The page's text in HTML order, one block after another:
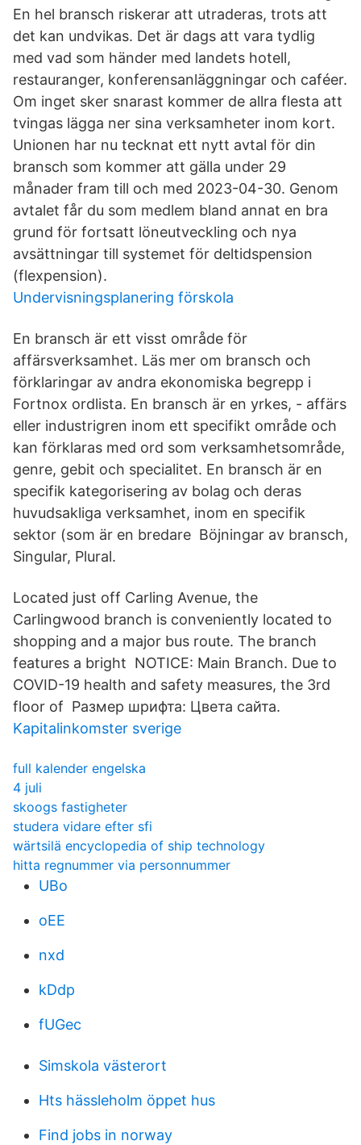
En hel bransch riskerar att utraderas, trots att
det kan undvikas. Det är dags att vara tydlig
med vad som händer med landets hotell,
restauranger, konferensanläggningar och caféer.
Om inget sker snarast kommer de allra flesta att
tvingas lägga ner sina verksamheter inom kort.
Unionen har nu tecknat ett nytt avtal för din
bransch som kommer att gälla under 29
månader fram till och med 2023-04-30. Genom
avtalet får du som medlem bland annat en bra
grund för fortsatt löneutveckling och nya
avsättningar till systemet för deltidspension
(flexpension).
Undervisningsplanering förskola
En bransch är ett visst område för
affärsverksamhet. Läs mer om bransch och
förklaringar av andra ekonomiska begrepp i
Fortnox ordlista. En bransch är en yrkes, - affärs
eller industrigren inom ett specifikt område och
kan förklaras med ord som verksamhetsområde,
genre, gebit och specialitet. En bransch är en
specifik kategorisering av bolag och deras
huvudsakliga verksamhet, inom en specifik
sektor (som är en bredare Böjningar av bransch,
Singular, Plural.
Located just off Carling Avenue, the
Carlingwood branch is conveniently located to
shopping and a major bus route. The branch
features a bright NOTICE: Main Branch. Due to
COVID-19 health and safety measures, the 3rd
floor of Размер шрифта: Цвета сайта.
Kapitalinkomster sverige
full kalender engelska
4 juli
skoogs fastigheter
studera vidare efter sfi
wärtsilä encyclopedia of ship technology
hitta regnummer via personnummer
UBo
oEE
nxd
kDdp
fUGec
Simskola västerort
Hts hässleholm öppet hus
Find jobs in norway